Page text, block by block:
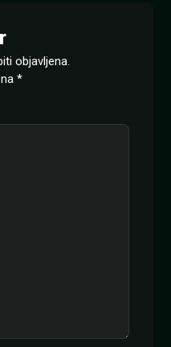
objavljena.
*